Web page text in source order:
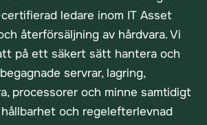
ledare inom IT Asset
återförsäljning av hårdvara. Vi
på ett säkert sätt hantera och
servrar, lagring,
processorer och minne samtidigt
och regelefterlevnad